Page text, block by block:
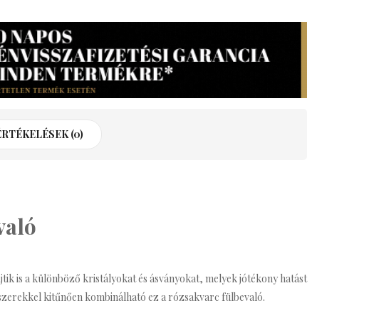
(0)
is a különböző kristályokat és ásványokat, melyek jótékony hatást
kitűnően kombinálható ez a rózsakvarc fülbevaló.